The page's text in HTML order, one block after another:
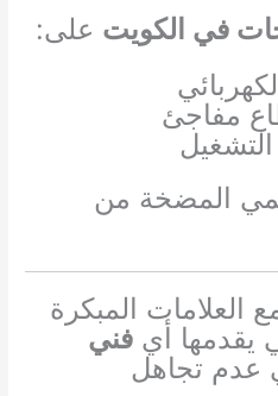
في الكويت على:
مفاجئ
المضخة من
العلامات المبكرة
يقدمها أيفني
عدم تجاهل